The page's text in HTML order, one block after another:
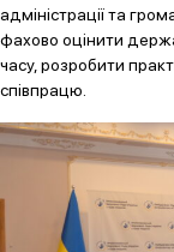
адміністрації та
фахово оцінити
часу, розробити
співпрацю.